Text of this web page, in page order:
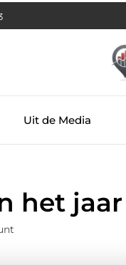
Uit de Media
het jaar